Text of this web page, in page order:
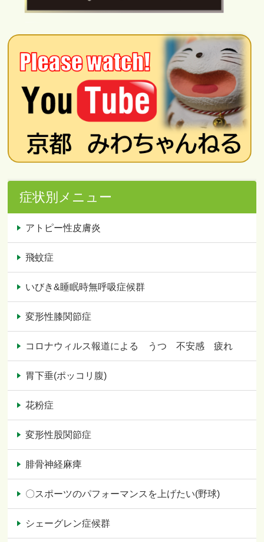
症状別メニュー
アトピー性皮膚炎
飛蚊症
いびき&睡眠時無呼吸症候群
変形性膝関節症
コロナウィルス報道による うつ 不安感 疲れ
胃下垂(ポッコリ腹)
花粉症
変形性股関節症
腓骨神経麻痺
〇スポーツのパフォーマンスを上げたい(野球)
シェーグレン症候群